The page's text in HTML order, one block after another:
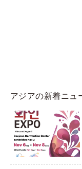
アジアの新着ニュ